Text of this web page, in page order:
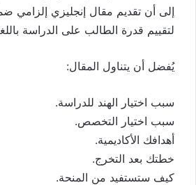
إلى أن تقديم مقال إنجليزي إلزامي
لتقييم قدرة الطالب على الدراسة
يُفضل أن يتناول المقال:
سبب اختيار الهند للدراسة.
سبب اختيار التخصص.
أهدافك الأكاديمية.
خطتك بعد التخرج.
كيف ستستفيد من المنحة.